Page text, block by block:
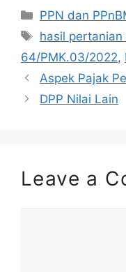
Categories
PPN dan
Tags
hasil
64/PMK.03/2022,
Aspek Pajak
DPP Nilai Lain
Leave a